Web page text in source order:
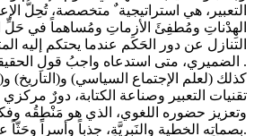
التعبير، هي استراتيجيةﹲ متخصصة، تُحِلُّ
الهِدْناتِ ومُطفِئَ الأزماتِ ومُساهماً في حَلِّ
التنازل عن دور الحَكَم عندما يحتكم إليه
الضميري، متى استدعاه واجبُ قولِ الحقيقةِ والدفاعِ عنها .
كذلك (لعلم الإجتماع السياسي) و(التاريخ)
تقنيات التعبير وصناعة الكتابة، دورٌ
وتعزيز حضوره اللغوي، الذي هو مَنْطِقُه
بصماتِه الخطية والنَبريَّةِ، جذباً وأسراً وحَثّاً على المتابعة.